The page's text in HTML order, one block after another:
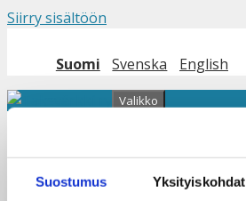
Suostumus Yksityiskohdat
Siirry sisältöön
Suomi Svenska English
Valikko
Nuortenryhmän